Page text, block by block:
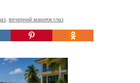
вечерний макияж глаз